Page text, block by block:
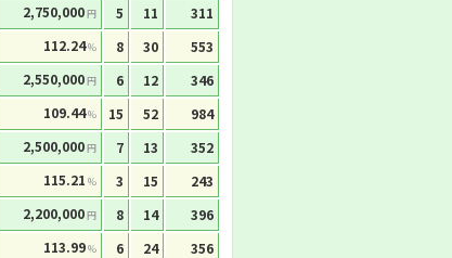
2,750,000円 5 11
311
112.24% 8 30 553
2,550,000円 6 12
346
109.44% 15 52 984
2,500,000円 7 13
352
115.21 % 3 15 243
2,200,000円 8 14
396
113.99% 6 24 356